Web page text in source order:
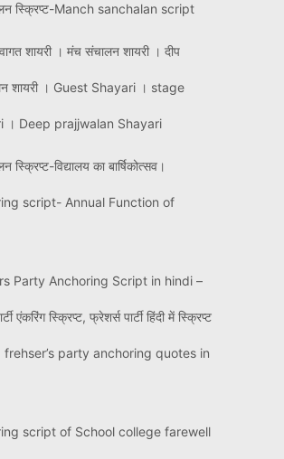
स्क्रिप्ट-Manch sanchalan script
शायरी । मंच संचालन शायरी । दीप
शायरी । Guest Shayari । stage
। Deep prajjwalan Shayari
स्क्रिप्ट-विद्यालय का बार्षिकोत्सव।
script- Annual Function of
Party Anchoring Script in hindi –
एंकरिंग स्क्रिप्ट, फ्रेशर्स पार्टी हिंदी में स्क्रिप्ट
frehser’s party anchoring quotes in
script of School college farewell